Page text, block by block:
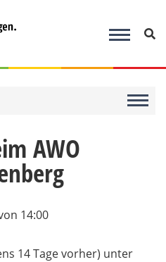
AWO
14:00
14 Tage vorher) unter